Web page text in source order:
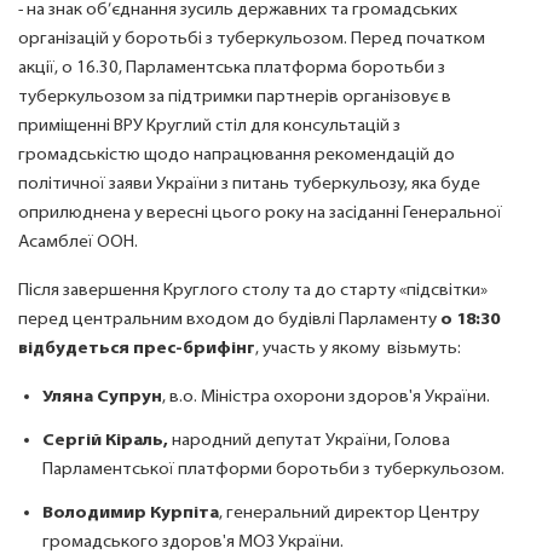
- на знак об’єднання зусиль державних та громадських
організацій у боротьбі з туберкульозом. Перед початком
акції, о 16.30, Парламентська платформа боротьби з
туберкульозом за підтримки партнерів організовує в
приміщенні ВРУ Круглий стіл для консультацій з
громадськістю щодо напрацювання рекомендацій до
політичної заяви України з питань туберкульозу, яка буде
оприлюднена у вересні цього року на засіданні Генеральної
Асамблеї ООН.
Після завершення Круглого столу та до старту «підсвітки»
перед центральним входом до будівлі Парламенту о 18:30
відбудеться прес-брифінг, участь у якому візьмуть:
Уляна Супрун, в.о. Міністра охорони здоров'я України.
Сергій Кіраль, народний депутат України, Голова
Парламентської платформи боротьби з туберкульозом.
Володимир Курпіта, генеральний директор Центру
громадського здоров'я МОЗ України.